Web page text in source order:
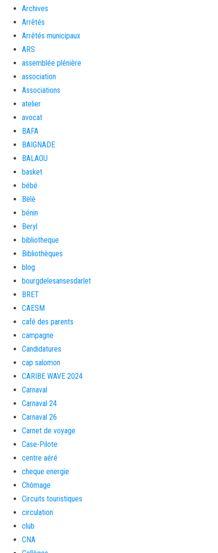
Archives
Arrêtés
Arrêtés municipaux
ARS
assemblée plénière
association
Associations
atelier
avocat
BAFA
BAIGNADE
BALAOU
basket
bébé
Bèlè
bénin
Beryl
bibliotheque
Bibliothèques
blog
bourgdelesansesdarlet
BRET
CAESM
café des parents
campagne
Candidatures
cap salomon
CARIBE WAVE 2024
Carnaval
Carnaval 24
Carnaval 26
Carnet de voyage
Case-Pilote
centre aéré
cheque energie
Chômage
Circuits touristiques
circulation
club
CNA